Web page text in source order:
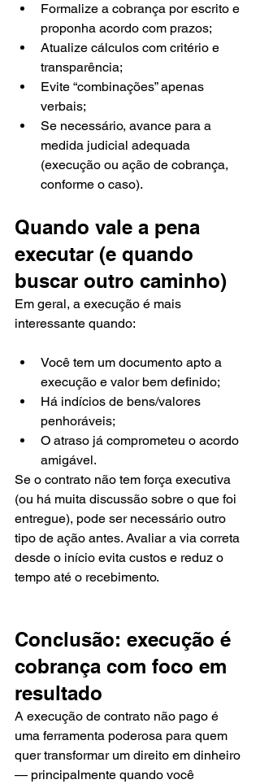
Formalize a cobrança por escrito e
proponha acordo com prazos;
Atualize cálculos com critério e
transparência;
Evite “combinações” apenas
verbais;
Se necessário, avance para a
medida judicial adequada
(execução ou ação de cobrança,
conforme o caso).
Quando vale a pena
executar (e quando
buscar outro caminho)
Em geral, a execução é mais
interessante quando:
Você tem um documento apto a
execução e valor bem definido;
Há indícios de bens/valores
penhoráveis;
O atraso já comprometeu o acordo
amigável.
Se o contrato não tem força executiva
(ou há muita discussão sobre o que foi
entregue), pode ser necessário outro
tipo de ação antes. Avaliar a via correta
desde o início evita custos e reduz o
tempo até o recebimento.
Conclusão: execução é
cobrança com foco em
resultado
A execução de contrato não pago é
uma ferramenta poderosa para quem
quer transformar um direito em dinheiro
— principalmente quando você